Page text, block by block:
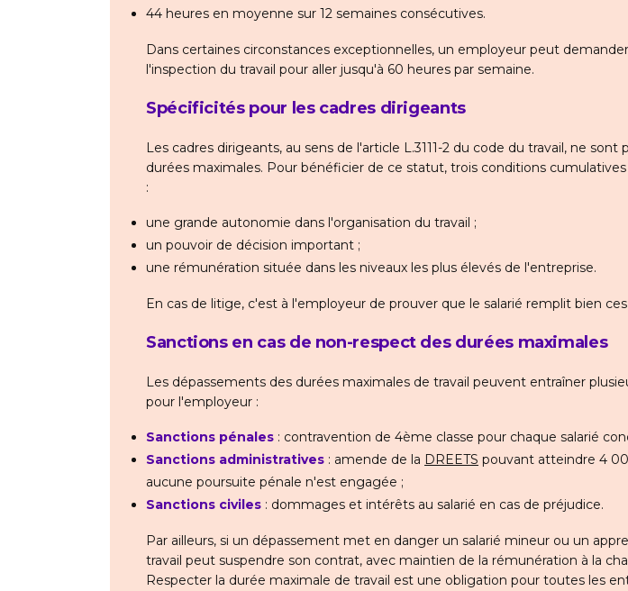
44 heures en moyenne sur 12 semaines consécutives.
Dans certaines circonstances exceptionnelles, un employeur peut
l'inspection du travail pour aller jusqu'à 60 heures par semaine.
Spécificités pour les cadres dirigeants
Les cadres dirigeants, au sens de l'article L.3111-2 du code du travail, ne sont
durées maximales. Pour bénéficier de ce statut, trois conditions
:
une grande autonomie dans l'organisation du travail ;
un pouvoir de décision important ;
une rémunération située dans les niveaux les plus élevés de l'entreprise.
En cas de litige, c'est à l'employeur de prouver que le salarié remplit bien
Sanctions en cas de non-respect des durées maximales
Les dépassements des durées maximales de travail peuvent entraîner
pour l'employeur :
Sanctions pénales : contravention de 4ème classe pour chaque salarié
Sanctions administratives : amende de la DREETS pouvant atteindre 4
aucune poursuite pénale n'est engagée ;
Sanctions civiles : dommages et intérêts au salarié en cas de préjudice.
Par ailleurs, si un dépassement met en danger un salarié mineur ou un
travail peut suspendre son contrat, avec maintien de la rémunération à la
Respecter la durée maximale de travail est une obligation pour toutes les